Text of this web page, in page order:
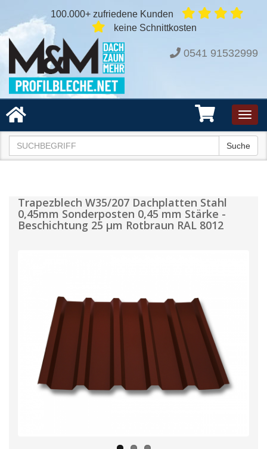
100.000+ zufriedene Kunden
keine Schnittkosten
0541 91532999
Suche
Trapezblech W35/207 Dachplatten Stahl
0,45mm Sonderposten 0,45 mm Stärke -
Beschichtung 25 µm Rotbraun RAL 8012